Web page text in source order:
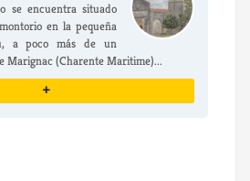
se encuentra situado
en la pequeña
a poco más de un
Marignac (Charente Maritime)...
+